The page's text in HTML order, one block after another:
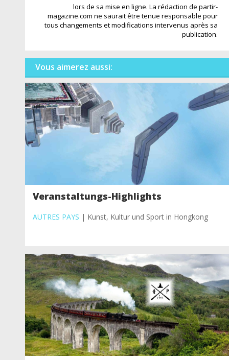
lors de sa mise en ligne. La rédaction de partir-
magazine.com ne saurait être tenue responsable pour
tous changements et modifications intervenus après sa
publication.
Vous aimerez aussi:
Veranstaltungs-Highlights
AUTRES PAYS | Kunst, Kultur und Sport in Hongkong